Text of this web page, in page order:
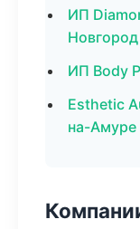
ИП
Новгород
ИП Body
Esthetic
на-Амуре